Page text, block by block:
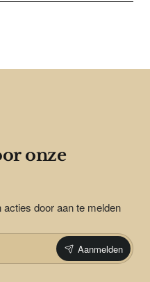
onze
door aan te melden
Aanmelden